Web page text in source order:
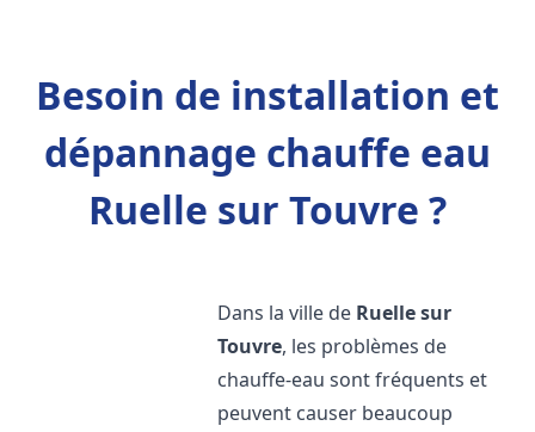
Besoin de installation et
dépannage chauffe eau
Ruelle sur Touvre ?
Dans la ville de Ruelle sur
Touvre, les problèmes de
chauffe-eau sont fréquents et
peuvent causer beaucoup